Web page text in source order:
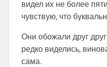
видел их не более
чувствую, что
Они обожали друг
редко виделись,
сама.